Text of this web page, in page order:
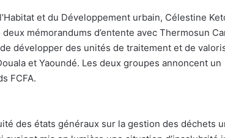
et du Développement urbain, Célestine
mémorandums d’entente avec Thermosun
développer des unités de traitement et de
et Yaoundé. Les deux groupes annoncent un
FCFA.
des états généraux sur la gestion des déchets